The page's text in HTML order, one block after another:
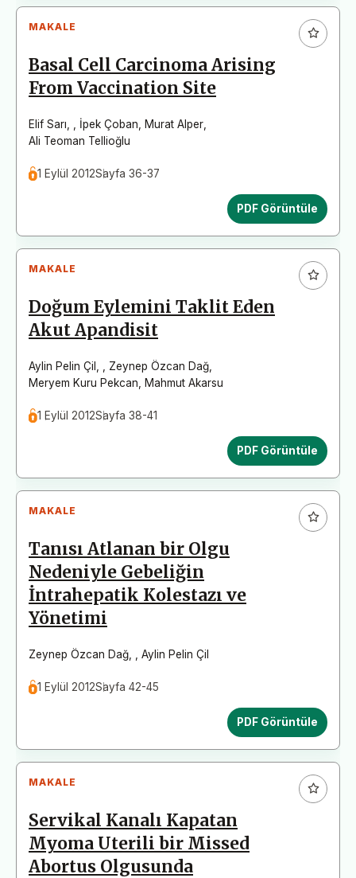
MAKALE
Basal Cell Carcinoma Arising
From Vaccination Site
Elif Sarı İpek Çoban Murat Alper
Ali Teoman Tellioğlu
1 Eylül 2012Sayfa 36-37
PDF Görüntüle
MAKALE
Doğum Eylemini Taklit Eden
Akut Apandisit
Aylin Pelin Çil Zeynep Özcan Dağ
Meryem Kuru Pekcan
Mahmut Akarsu
1 Eylül 2012Sayfa 38-41
PDF Görüntüle
MAKALE
Tanısı Atlanan bir Olgu
Nedeniyle Gebeliğin
İntrahepatik Kolestazı ve
Yönetimi
Zeynep Özcan Dağ Aylin Pelin Çil
1 Eylül 2012Sayfa 42-45
PDF Görüntüle
MAKALE
Servikal Kanalı Kapatan
Myoma Uterili bir Missed
Abortus Olgusunda